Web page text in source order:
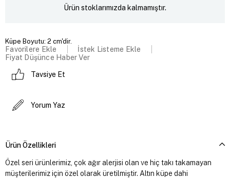
Ürün stoklarımızda kalmamıştır.
Küpe Boyutu: 2 cm'dir.
Favorilere Ekle
İstek Listeme Ekle
Fiyat Düşünce Haber Ver
Tavsiye Et
Yorum Yaz
Ürün Özellikleri
Özel seri ürünlerimiz, çok ağır alerjisi olan ve hiç takı takamayan
müşterilerimiz için özel olarak üretilmiştir. Altın küpe dahi